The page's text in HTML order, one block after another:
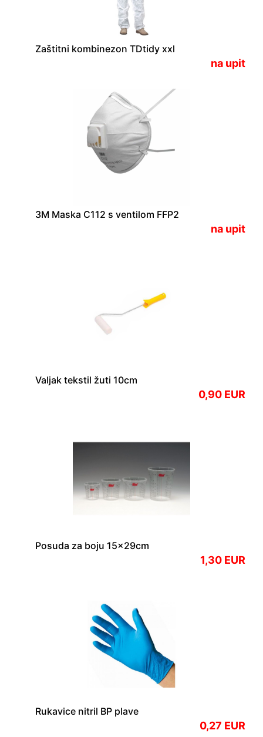
Zaštitni kombinezon TDtidy xxl
na upit
3M Maska C112 s ventilom FFP2
na upit
Valjak tekstil žuti 10cm
0,90 EUR
Posuda za boju 15x29cm
1,30 EUR
Rukavice nitril BP plave
0,27 EUR